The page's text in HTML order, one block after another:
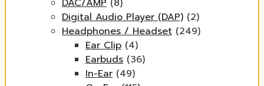
DAC/AMP (8)
Digital Audio Player (DAP) (2)
Headphones / Headset (249)
Ear Clip (4)
Earbuds (36)
In-Ear (49)